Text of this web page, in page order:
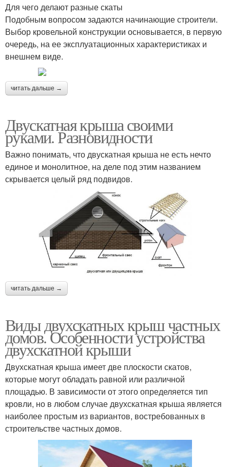
Для чего делают разные скаты
Подобным вопросом задаются начинающие строители.
Выбор кровельной конструкции основывается, в первую
очередь, на ее эксплуатационных характеристиках и
внешнем виде.
читать дальше →
Двускатная крыша своими
руками. Разновидности
Важно понимать, что двускатная крыша не есть нечто
единое и монолитное, на деле под этим названием
скрывается целый ряд подвидов.
читать дальше →
Виды двухскатных крыш частных
домов. Особенности устройства
двухскатной крыши
Двухскатная крыша имеет две плоскости скатов,
которые могут обладать равной или различной
площадью. В зависимости от этого определяется тип
кровли, но в любом случае двухскатная крыша является
наиболее простым из вариантов, востребованных в
строительстве частных домов.